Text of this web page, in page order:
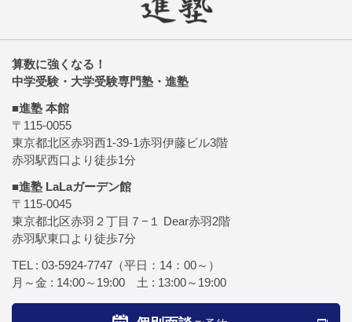
算数に強くなる！
中学受験・大学受験専門塾・進塾
■進塾 本館
〒115-0055
東京都北区赤羽西1-39-1赤羽伊藤ビル3階
赤羽駅西口より徒歩1分
■進塾 LaLaガーデン館
〒115-0045
東京都北区赤羽２丁目７−１ Dear赤羽2階
赤羽駅東口より徒歩7分
TEL : 03-5924-7747 （平日：14：00～）
月～金 : 14:00～19:00 土 : 13:00～19:00